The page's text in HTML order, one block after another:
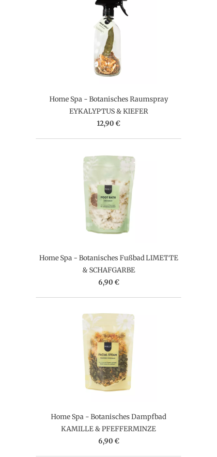
Home Spa - Botanisches Raumspray
EYKALYPTUS & KIEFER
12,90 €
Home Spa - Botanisches Fußbad LIMETTE
& SCHAFGARBE
6,90 €
Home Spa - Botanisches Dampfbad
KAMILLE & PFEFFERMINZE
6,90 €